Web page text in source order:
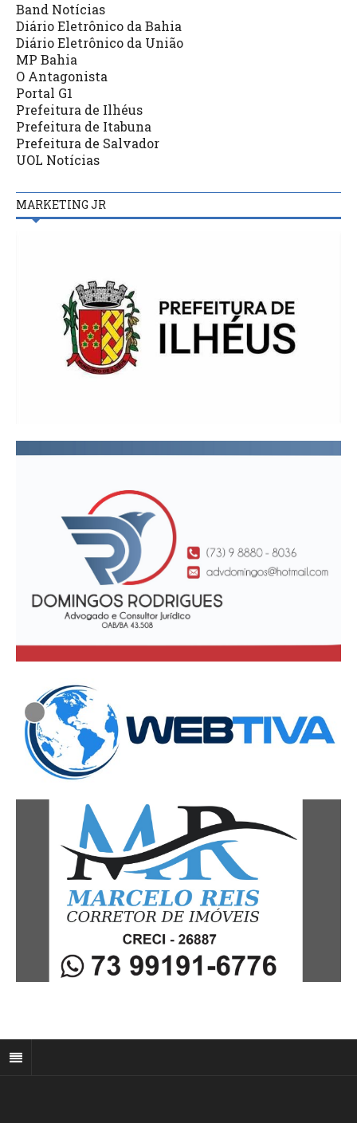
Band Notícias
Diário Eletrônico da Bahia
Diário Eletrônico da União
MP Bahia
O Antagonista
Portal G1
Prefeitura de Ilhéus
Prefeitura de Itabuna
Prefeitura de Salvador
UOL Notícias
MARKETING JR